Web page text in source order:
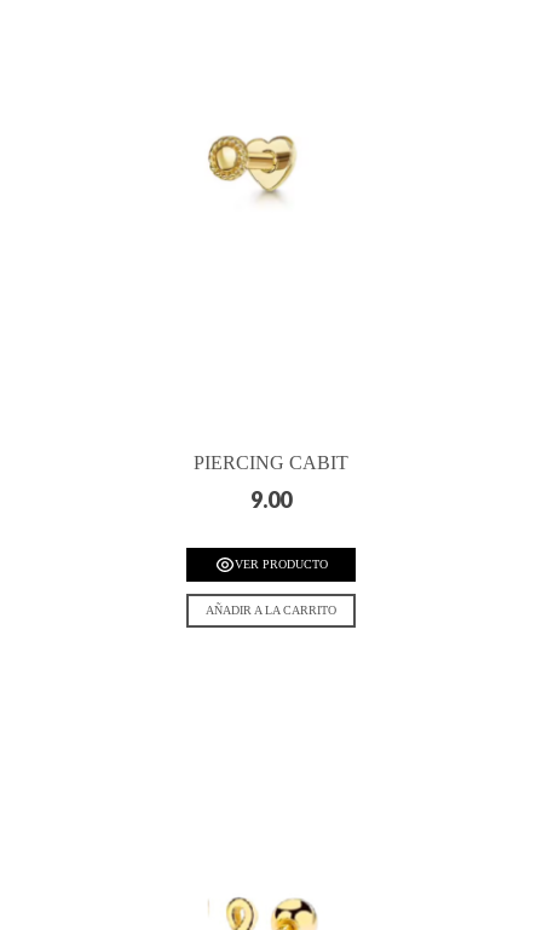
PIERCING CABIT
9.00
VER PRODUCTO
AÑADIR A LA CARRITO